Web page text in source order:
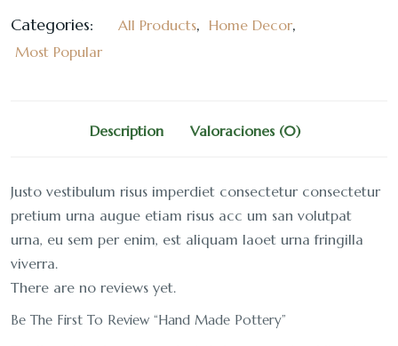
Categories: All Products, Home Decor,
Most Popular
Description Valoraciones (0)
Justo vestibulum risus imperdiet consectetur consectetur
pretium urna augue etiam risus acc um san volutpat
urna, eu sem per enim, est aliquam laoet urna fringilla
viverra.
There are no reviews yet.
Be The First To Review “Hand Made Pottery”